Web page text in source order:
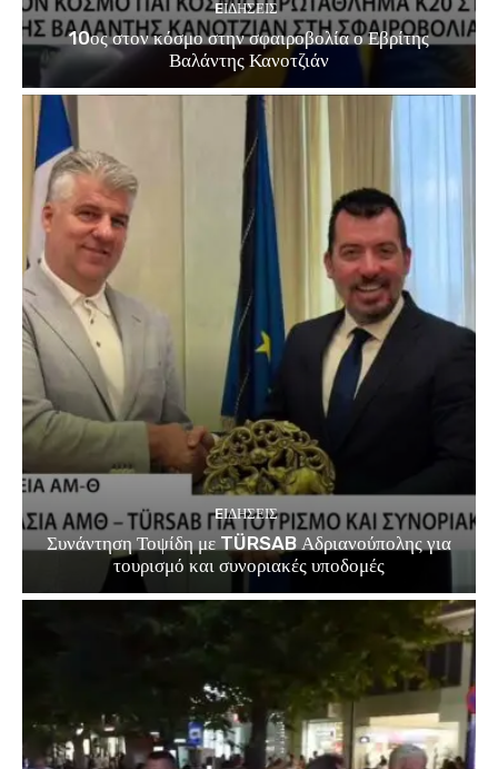
EΙΔΗΣΕΙΣ
10ος στον κόσμο στην σφαιροβολία ο Εβρίτης
Βαλάντης Κανοτζιάν
EΙΔΗΣΕΙΣ
Συνάντηση Τοψίδη με TÜRSAB Αδριανούπολης για
τουρισμό και συνοριακές υποδομές